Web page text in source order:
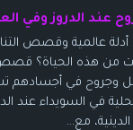
عند الدروز وفي
أدلة عالمية وقصص
هذه الحياة؟ قصص
وجروح في أجسادهم
في السويداء عند
مع...